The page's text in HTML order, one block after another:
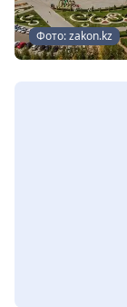
Фото: zakon.kz